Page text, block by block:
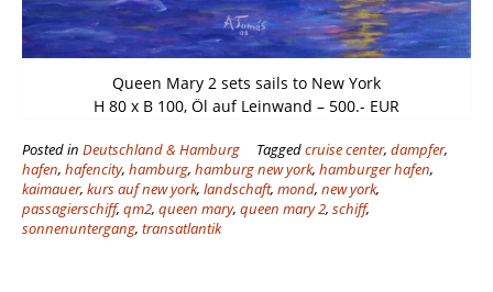
Queen Mary 2 sets sails to New York
H 80 x B 100, Öl auf Leinwand – 500.- EUR
Posted in Deutschland & Hamburg Taggedcruise center, dampfer,
hafen, hafencity, hamburg, hamburg new york, hamburger hafen,
kaimauer, kurs auf new york, landschaft, mond, new york,
passagierschiff, qm2, queen mary, queen mary 2, schiff,
sonnenuntergang, transatlantik